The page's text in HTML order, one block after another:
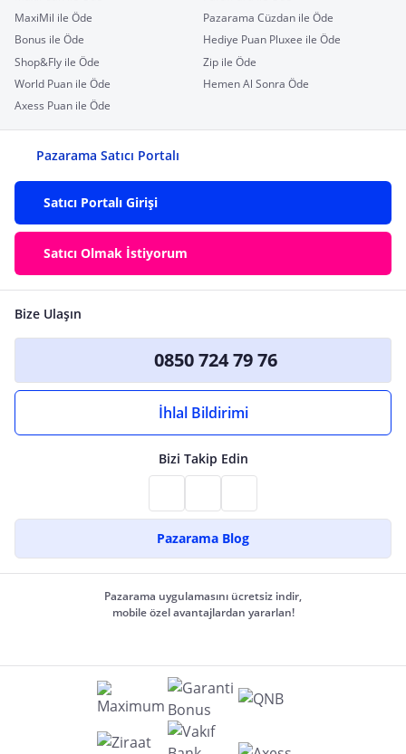
MaxiMil ile Öde
Pazarama Cüzdan ile Öde
Bonus ile Öde
Hediye Puan Pluxee ile Öde
Shop&Fly ile Öde
Zip ile Öde
World Puan ile Öde
Hemen Al Sonra Öde
Axess Puan ile Öde
Pazarama Satıcı Portalı
Satıcı Portalı Girişi
Satıcı Olmak İstiyorum
Bize Ulaşın
0850 724 79 76
İhlal Bildirimi
Bizi Takip Edin
Pazarama Blog
Pazarama uygulamasını ücretsiz indir,
mobile özel avantajlardan yararlan!